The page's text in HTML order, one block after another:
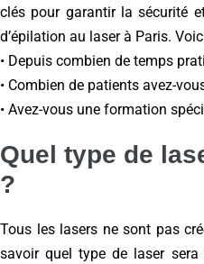
clés pour garantir la sécurité
d’épilation au laser à Paris.
• Depuis combien de temps
• Combien de patients avez-
• Avez-vous une formation
Quel type de
?
Tous les lasers ne sont pas
savoir quel type de laser